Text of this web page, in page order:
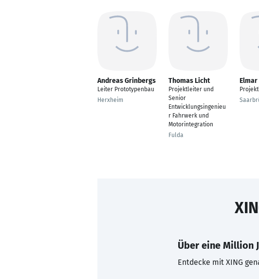
Andreas Grinbergs
Leiter Prototypenbau
Herxheim
Thomas Licht
Projektleiter und
Senior
Entwicklungsingenieu
r Fahrwerk und
Motorintegration
Fulda
Über eine Million
Entdecke mit XING